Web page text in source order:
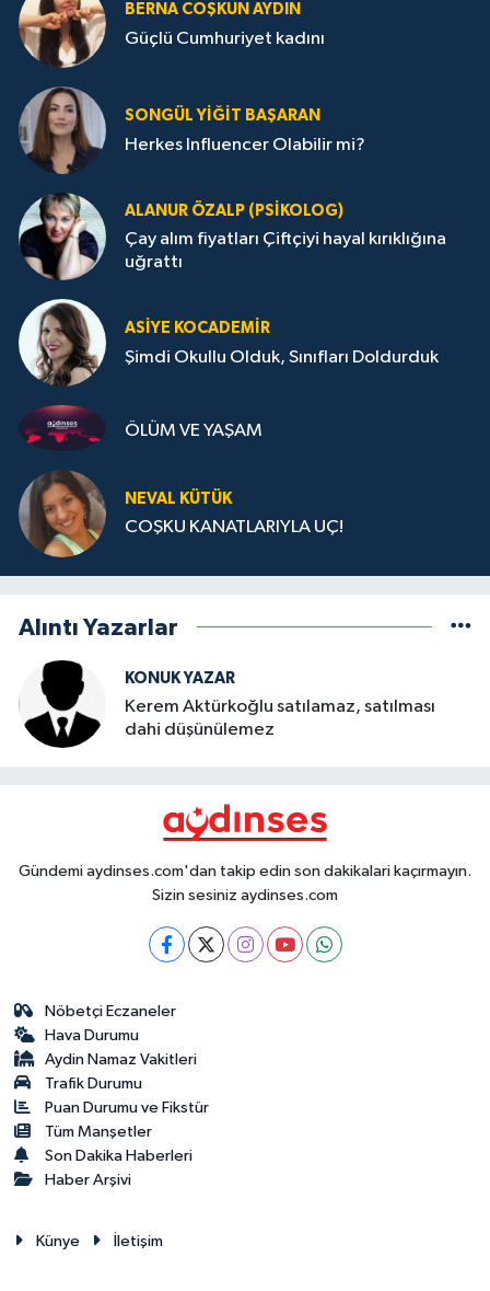
BERNA COŞKUN AYDIN
Güçlü Cumhuriyet kadını
SONGÜL YIĞIT BAŞARAN
Herkes Influencer Olabilir mi?
ALANUR ÖZALP (PSIKOLOG)
Çay alım fiyatları Çiftçiyi hayal kırıklığına
uğrattı
ASIYE KOCADEMİR
Şimdi Okullu Olduk, Sınıfları Doldurduk
ÖLÜM VE YAŞAM
NEVAL KÜTÜK
COŞKU KANATLARIYLA UÇ!
Alıntı Yazarlar
KONUK YAZAR
Kerem Aktürkoğlu satılamaz, satılması
dahi düşünülemez
Gündemi aydinses.com'dan takip edin son dakikalari kaçırmayın.
Sizin sesiniz aydinses.com
Nöbetçi Eczaneler
Hava Durumu
Aydin Namaz Vakitleri
Trafik Durumu
Puan Durumu ve Fikstür
Tüm Manşetler
Son Dakika Haberleri
Haber Arşivi
Künye İletişim